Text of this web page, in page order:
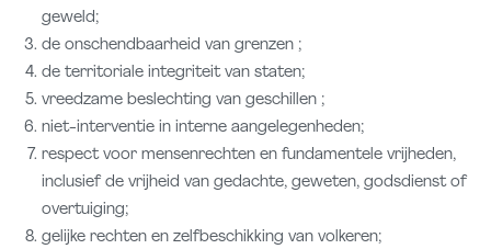
geweld;
de onschendbaarheid van grenzen ;
de territoriale integriteit van staten;
vreedzame beslechting van geschillen ;
niet-interventie in interne aangelegenheden;
respect voor mensenrechten en fundamentele vrijheden,
inclusief de vrijheid van gedachte, geweten, godsdienst of
overtuiging;
gelijke rechten en zelfbeschikking van volkeren;